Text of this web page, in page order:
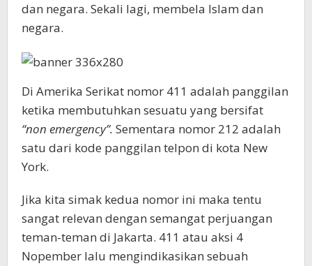
dan negara. Sekali lagi, membela Islam dan
negara.
Di Amerika Serikat nomor 411 adalah panggilan
ketika membutuhkan sesuatu yang bersifat
“non emergency”. Sementara nomor 212 adalah
satu dari kode panggilan telpon di kota New
York.
Jika kita simak kedua nomor ini maka tentu
sangat relevan dengan semangat perjuangan
teman-teman di Jakarta. 411 atau aksi 4
Nopember lalu mengindikasikan sebuah